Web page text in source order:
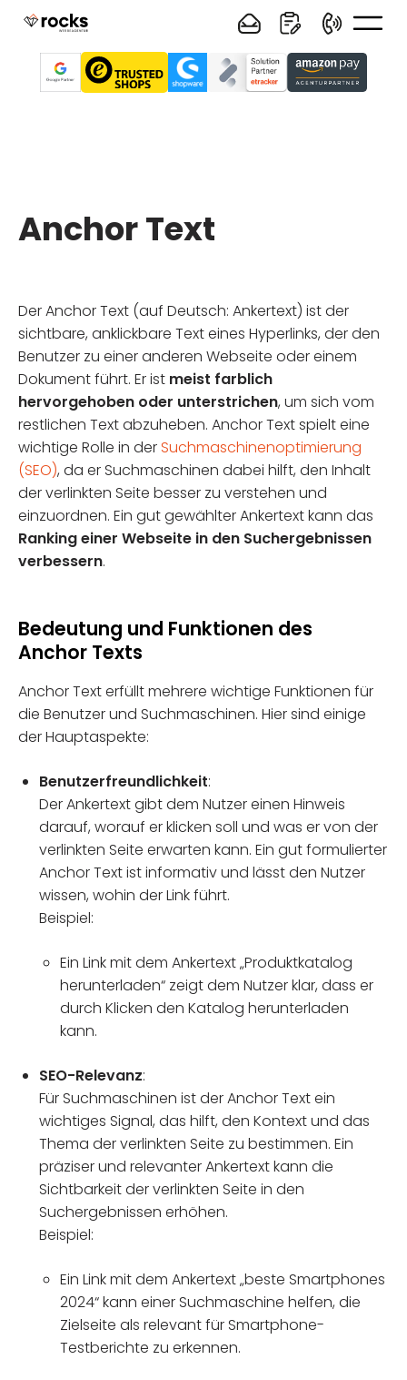
Anchor Text
Der Anchor Text (auf Deutsch: Ankertext) ist der
sichtbare, anklickbare Text eines Hyperlinks, der den
Benutzer zu einer anderen Webseite oder einem
Dokument führt. Er ist meist farblich
hervorgehoben oder unterstrichen, um sich vom
restlichen Text abzuheben. Anchor Text spielt eine
wichtige Rolle in derSuchmaschinenoptimierung
(SEO), da er Suchmaschinen dabei hilft, den Inhalt
der verlinkten Seite besser zu verstehen und
einzuordnen. Ein gut gewählter Ankertext kann das
Ranking einer Webseite in den Suchergebnissen
verbessern.
Bedeutung und Funktionen des
Anchor Texts
Anchor Text erfüllt mehrere wichtige Funktionen für
die Benutzer und Suchmaschinen. Hier sind einige
der Hauptaspekte:
Benutzerfreundlichkeit:
Der Ankertext gibt dem Nutzer einen Hinweis
darauf, worauf er klicken soll und was er von der
verlinkten Seite erwarten kann. Ein gut formulierter
Anchor Text ist informativ und lässt den Nutzer
wissen, wohin der Link führt.
Beispiel:
Ein Link mit dem Ankertext „Produktkatalog
herunterladen“ zeigt dem Nutzer klar, dass er
durch Klicken den Katalog herunterladen
kann.
SEO-Relevanz:
Für Suchmaschinen ist der Anchor Text ein
wichtiges Signal, das hilft, den Kontext und das
Thema der verlinkten Seite zu bestimmen. Ein
präziser und relevanter Ankertext kann die
Sichtbarkeit der verlinkten Seite in den
Suchergebnissen erhöhen.
Beispiel:
Ein Link mit dem Ankertext „beste Smartphones
2024“ kann einer Suchmaschine helfen, die
Zielseite als relevant für Smartphone-
Testberichte zu erkennen.